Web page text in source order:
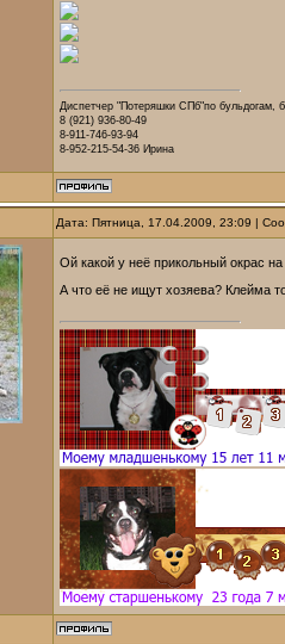
Диспетчер "Потеряшки СПб"по бульдогам,
8 (921) 936-80-49
8-911-746-93-94
8-952-215-54-36 Ирина
Дата: Пятница, 17.04.2009, 23:09 |
Ой какой у неё прикольный окрас
А что её не ищут хозяева? Клейма